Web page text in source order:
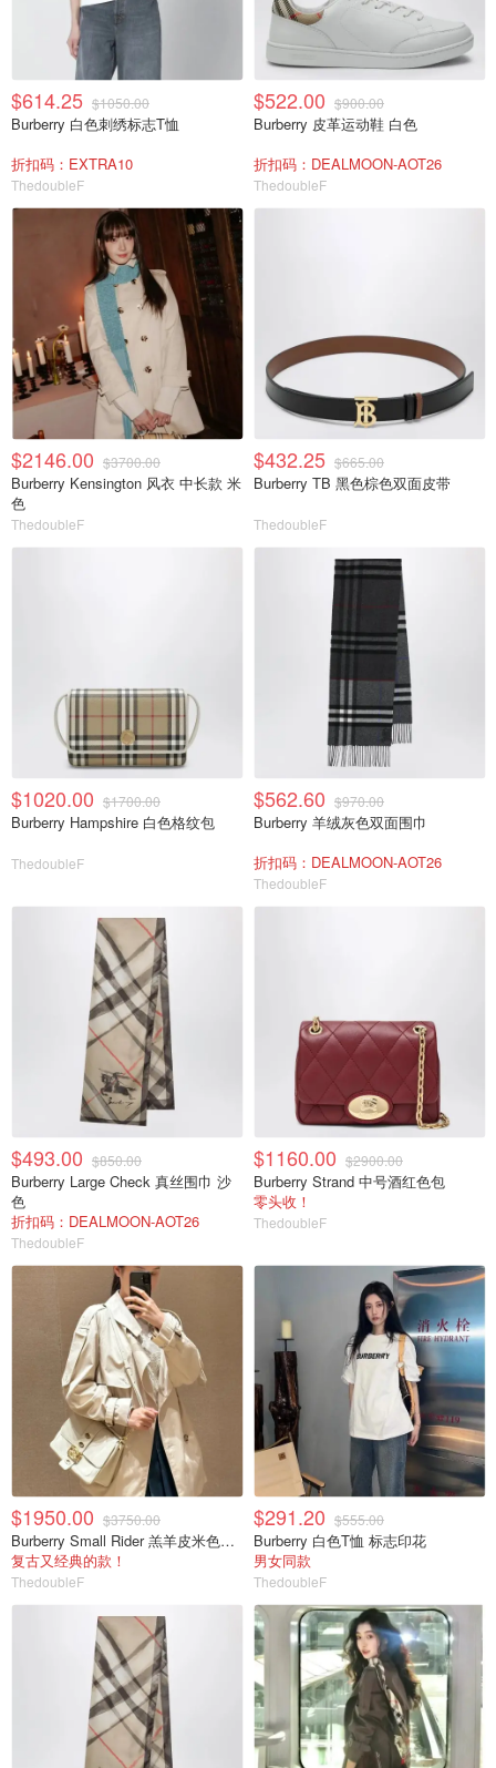
$614.25 $1050.00
Burberry 白色刺绣标志T恤
折扣码：EXTRA10
ThedoubleF
$522.00 $900.00
Burberry 皮革运动鞋 白色
折扣码：DEALMOON-AOT26
ThedoubleF
$2146.00 $3700.00
Burberry Kensington 风衣 中长款 米
色
ThedoubleF
$432.25 $665.00
Burberry TB 黑色棕色双面皮带
ThedoubleF
$1020.00 $1700.00
Burberry Hampshire 白色格纹包
ThedoubleF
$562.60 $970.00
Burberry 羊绒灰色双面围巾
折扣码：DEALMOON-AOT26
ThedoubleF
$493.00 $850.00
Burberry Large Check 真丝围巾 沙
色
折扣码：DEALMOON-AOT26
ThedoubleF
$1160.00 $2900.00
Burberry Strand 中号酒红色包
零头收！
ThedoubleF
$1950.00 $3750.00
Burberry Small Rider 羔羊皮米色单肩包
复古又经典的款！
ThedoubleF
$291.20 $555.00
Burberry 白色T恤 标志印花
男女同款
ThedoubleF